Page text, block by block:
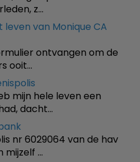
z…
van Monique CA
ontvangen om de
ooit…
mijn hele leven een
dacht…
nr 6029064 van de hav
mijzelf …